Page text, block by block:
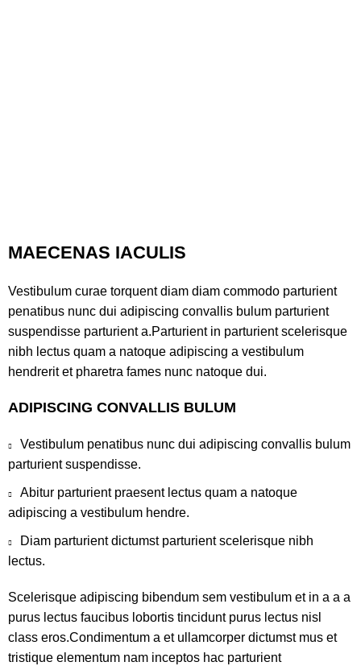
MAECENAS IACULIS
Vestibulum curae torquent diam diam commodo parturient
penatibus nunc dui adipiscing convallis bulum parturient
suspendisse parturient a.Parturient in parturient scelerisque
nibh lectus quam a natoque adipiscing a vestibulum
hendrerit et pharetra fames nunc natoque dui.
ADIPISCING CONVALLIS BULUM
Vestibulum penatibus nunc dui adipiscing convallis bulum
parturient suspendisse.
Abitur parturient praesent lectus quam a natoque
adipiscing a vestibulum hendre.
Diam parturient dictumst parturient scelerisque nibh
lectus.
Scelerisque adipiscing bibendum sem vestibulum et in a a a
purus lectus faucibus lobortis tincidunt purus lectus nisl
class eros.Condimentum a et ullamcorper dictumst mus et
tristique elementum nam inceptos hac parturient